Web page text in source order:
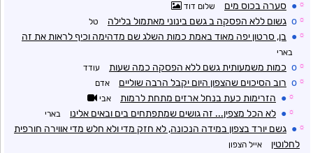
☼
● סערה בכוס מים שלום דוד
☼
o גשום ללא הפסקה ב גשם בינוני מאתמול בלילה טל
☼
● בן, סרטון יפה מאוד באמת כמות השלג שם מדהימה וכיף לראות את זה
בארי
☼
o כמות משמעותית גשם ללא הפסקה כמה שעות עודד
☼
o רוב הסיכוים שהצפון היום יקבל הרבה שוליים אדם
☼
● הזרימות כעת בנחל ארזים מתחת לרמות אבי
☼
● לא הכל מצפין... זה גושים שמתפתחים בים ובאים אלינו בארי
☼
● גשם יורד בצפון במידה הנכונה, לא חזק מדי ולא חלש מדי אווירה חורפית
לחלוטין
אייל הצפון